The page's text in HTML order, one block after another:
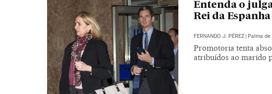
Entenda o
Rei da Espanha
FERNANDO J. PÉREZ | Palma
Promotoria tenta
atribuídos ao marido